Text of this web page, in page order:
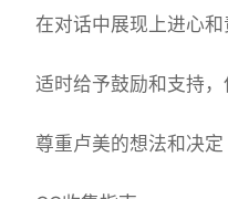
在对话中展现上进心和
适时给予鼓励和支持
尊重卢美的想法和决定